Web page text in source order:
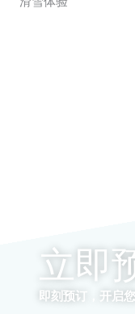
立即
即刻预订，开启